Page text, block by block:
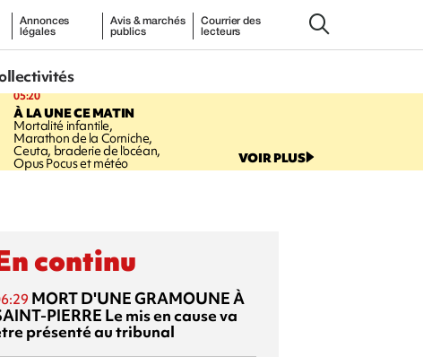
Annonces
légales
Avis & marchés
publics
Courrier des
lecteurs
05:20
À LA UNE CE MATIN
Mortalité infantile,
Marathon de la Corniche,
Ceuta, braderie de l'océan,
Opus Pocus et météo VOIR PLUS
continu
MORT D'UNE GRAMOUNE À
PIERRE Le mis en cause va
présenté au tribunal